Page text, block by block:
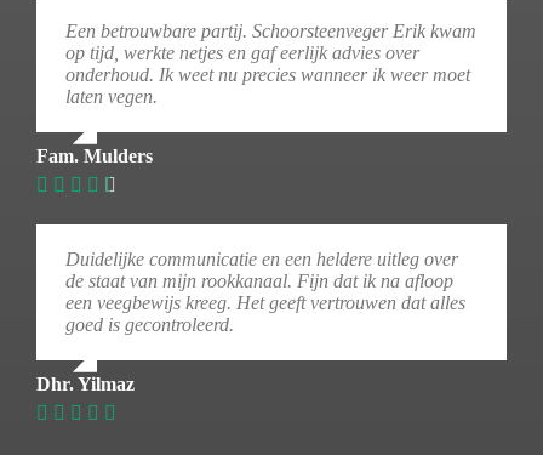
Een betrouwbare partij. Schoorsteenveger Erik kwam
op tijd, werkte netjes en gaf eerlijk advies over
onderhoud. Ik weet nu precies wanneer ik weer moet
laten vegen.
Fam. Mulders
Duidelijke communicatie en een heldere uitleg over
de staat van mijn rookkanaal. Fijn dat ik na afloop
een veegbewijs kreeg. Het geeft vertrouwen dat alles
goed is gecontroleerd.
Dhr. Yilmaz